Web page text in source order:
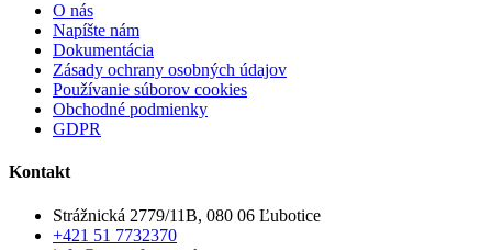
O nás
Napíšte nám
Dokumentácia
Zásady ochrany osobných údajov
Používanie súborov cookies
Obchodné podmienky
GDPR
Kontakt
Strážnická 2779/11B, 080 06 Ľubotice
+421 51 7732370